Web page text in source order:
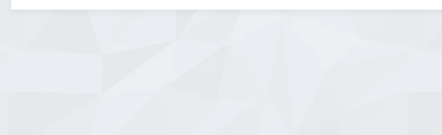
Makbuz, Tahsilat Makbuzu, Kurumsal